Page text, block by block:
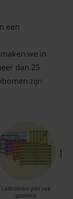
een
we in
dan 25
zijn
Leibomen per rek
grootte